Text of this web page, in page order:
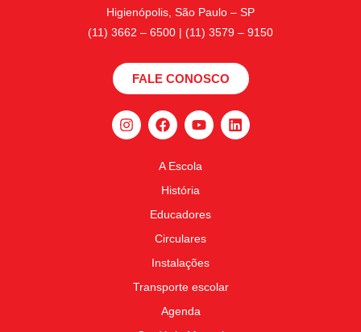
Higienópolis, São Paulo – SP
(11) 3662 – 6500 | (11) 3579 – 9150
FALE CONOSCO
A Escola
História
Educadores
Circulares
Instalações
Transporte escolar
Agenda